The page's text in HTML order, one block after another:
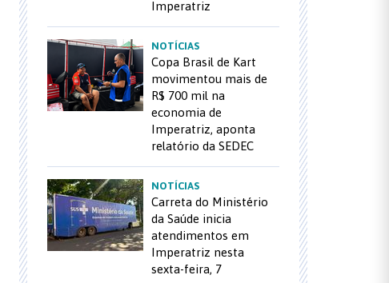
Imperatriz
NOTÍCIAS
Copa Brasil de Kart
movimentou mais de
R$ 700 mil na
economia de
Imperatriz, aponta
relatório da SEDEC
NOTÍCIAS
Carreta do Ministério
da Saúde inicia
atendimentos em
Imperatriz nesta
sexta-feira, 7